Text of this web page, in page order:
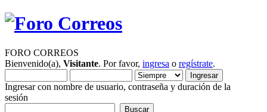
FORO CORREOS
Bienvenido(a), Visitante. Por favor, ingresa o regístrate.
Ingresar con nombre de usuario, contraseña y duración de la
sesión